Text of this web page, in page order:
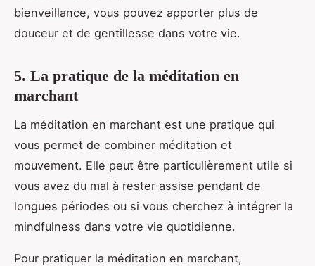
bienveillance, vous pouvez apporter plus de
douceur et de gentillesse dans votre vie.
5. La pratique de la méditation en
marchant
La méditation en marchant est une pratique qui
vous permet de combiner méditation et
mouvement. Elle peut être particulièrement utile si
vous avez du mal à rester assise pendant de
longues périodes ou si vous cherchez à intégrer la
mindfulness dans votre vie quotidienne.
Pour pratiquer la méditation en marchant,